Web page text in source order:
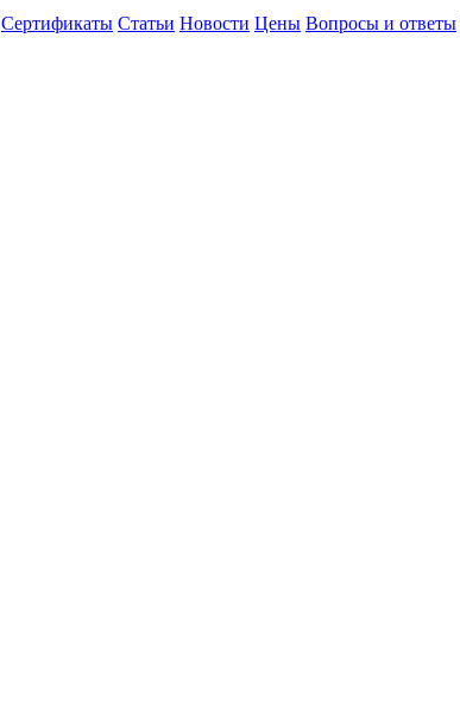
Сертификаты Статьи Новости Цены Вопросы и ответы